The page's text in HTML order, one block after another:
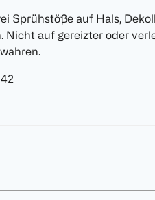
Sprühstöße auf Hals,
Nicht auf gereizter oder